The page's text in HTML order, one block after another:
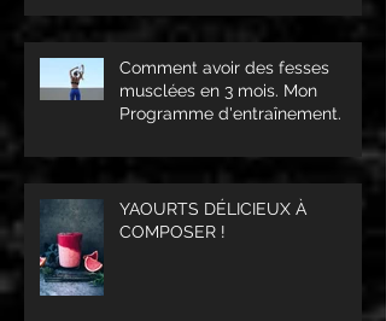
Comment avoir des fesses
musclées en 3 mois. Mon
Programme d'entraînement.
YAOURTS DÉLICIEUX À
COMPOSER !